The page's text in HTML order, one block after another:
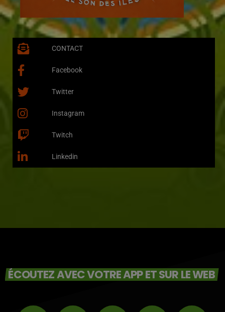
CONTACT
Facebook
Twitter
Instagram
Twitch
Linkedin
ÉCOUTEZ AVEC VOTRE APP ET SUR LE WEB